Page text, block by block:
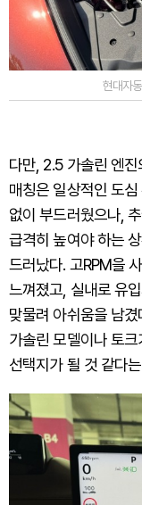
현대자
다만, 2.5 가솔린 엔
매칭은 일상적인 도
없이 부드러웠으나,
급격히 높여야 하는
드러났다. 고RPM을
느껴졌고, 실내로 유
맞물려 아쉬움을 남
가솔린 모델이나 토
선택지가 될 것 같다